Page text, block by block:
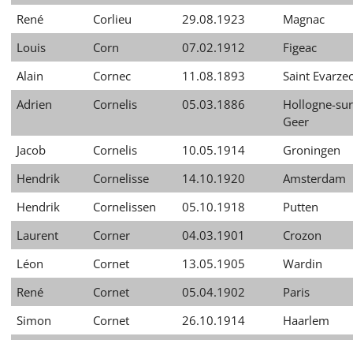
René
Corlieu 29.08.1923
Magnac
Louis
Corn 07.02.1912
Figeac
Alain
Cornec 11.08.1893
Saint Evarzec
Adrien
Cornelis 05.03.1886
Hollogne-
Geer
Jacob
Cornelis 10.05.1914
Groningen
Hendrik
Cornelisse 14.10.1920
Amsterdam
Hendrik
Cornelissen 05.10.1918
Putten
Laurent
Corner 04.03.1901
Crozon
Léon
Cornet 13.05.1905
Wardin
René
Cornet 05.04.1902
Paris
Simon
Cornet 26.10.1914
Haarlem